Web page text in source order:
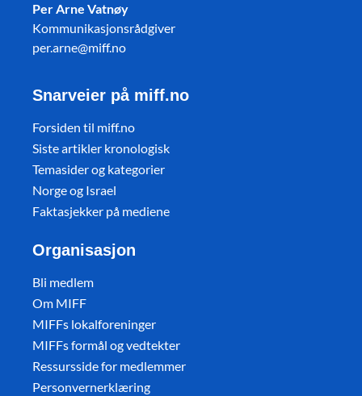
Per Arne Vatnøy
Kommunikasjonsrådgiver
per.arne@miff.no
Snarveier på miff.no
Forsiden til miff.no
Siste artikler kronologisk
Temasider og kategorier
Norge og Israel
Faktasjekker på mediene
Organisasjon
Bli medlem
Om MIFF
MIFFs lokalforeninger
MIFFs formål og vedtekter
Ressursside for medlemmer
Personvernerklæring